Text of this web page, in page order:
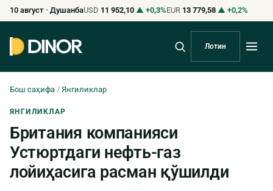
10 август · ДушанбаUSD 11 952,10 ▲ +0,3%EUR 13 779,58 ▲ +0,2%
Лотин
Бош саҳифа / Янгиликлар
ЯНГИЛИКЛАР
Британия компанияси
Устюртдаги нефть-газ
лойиҳасига расман қўшилди